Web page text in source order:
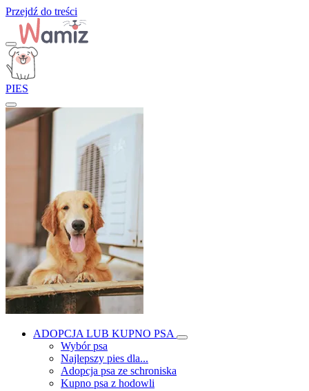
Przejdź do treści
PIES
ADOPCJA LUB KUPNO PSA
Wybór psa
Najlepszy pies dla...
Adopcja psa ze schroniska
Kupno psa z hodowli